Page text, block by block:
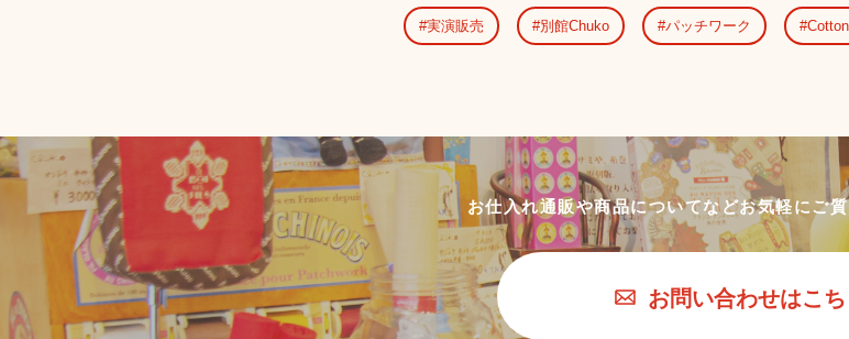
実演販売 別館Chuko パッチワーク
お仕入れ通販や商品についてなどお気軽にご
お問い合わせはこち